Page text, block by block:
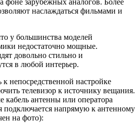
фоне зарубежных аналогов. Более
наслаждаться фильмами и
у большинства моделей
недостаточно мощные.
довольно стильно и
в любой интерьер.
непосредственной настройке
телевизор к источнику вещания.
кабель антенны или оператора
подключается напрямую к антенному
на фото):